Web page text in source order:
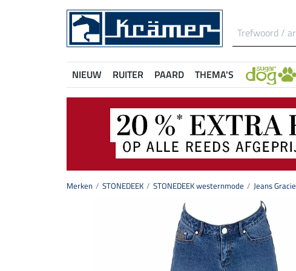
NIEUW RUITER PAARD THEMA'S
Merken STONEDEEK STONEDEEK westernmode Jeans Gracie